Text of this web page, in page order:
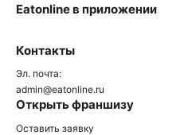
Контакты
Эл. почта:
admin@eatonline.ru
Открыть франшизу
Оставить заявку
Eatonline в приложении